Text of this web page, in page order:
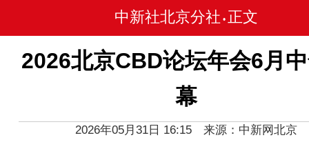
中新社北京分社 • 正文
2026北京CBD论坛年会6月
幕
2026年05月31日 16:15 来源：中新网北京